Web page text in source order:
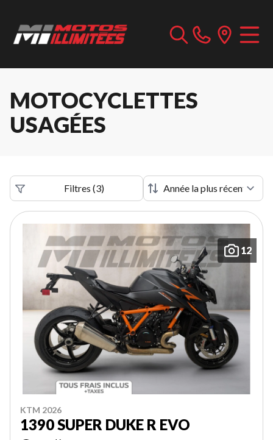
MOTOCYCLETTES
USAGÉES
Filtres (3)
12
KTM 2026
1390 SUPER DUKE R EVO